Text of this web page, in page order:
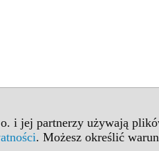
i jej partnerzy używają
. Możesz określić